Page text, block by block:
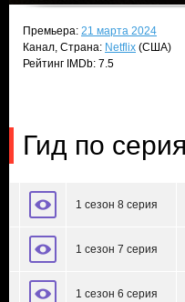
Премьера: 21 марта 2024
Канал, Страна: Netflix (США)
Рейтинг IMDb: 7.5
Гид по
1 сезон 8 серия
1 сезон 7 серия
1 сезон 6 серия